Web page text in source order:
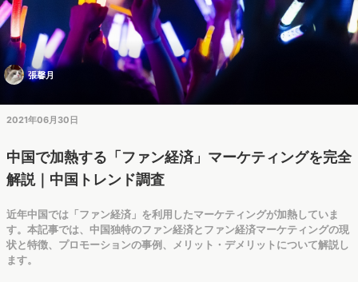
張馨月
2021年06月30日
中国で加熱する「ファン経済」マーケティングを完全
解説｜中国トレンド調査
近年中国では「ファン経済」を利用したマーケティングが加熱していま
す。本記事では、中国独特のファン経済とファン経済マーケティングの現
状と特徴、プロモーションの事例、メリット・デメリットについて解説し
ます。